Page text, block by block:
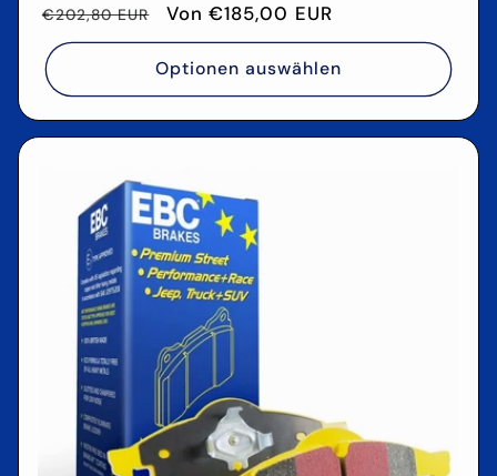
Normaler
Preis
€202,80 EUR Verkaufspreis
Von €185,00 EUR
Optionen auswählen